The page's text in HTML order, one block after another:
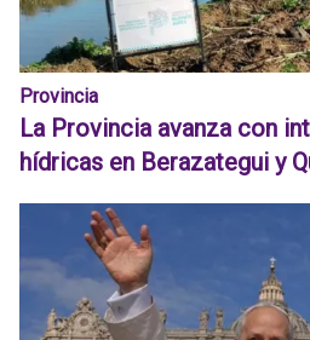
Provincia
La Provincia avanza con
hídricas en Berazategui y